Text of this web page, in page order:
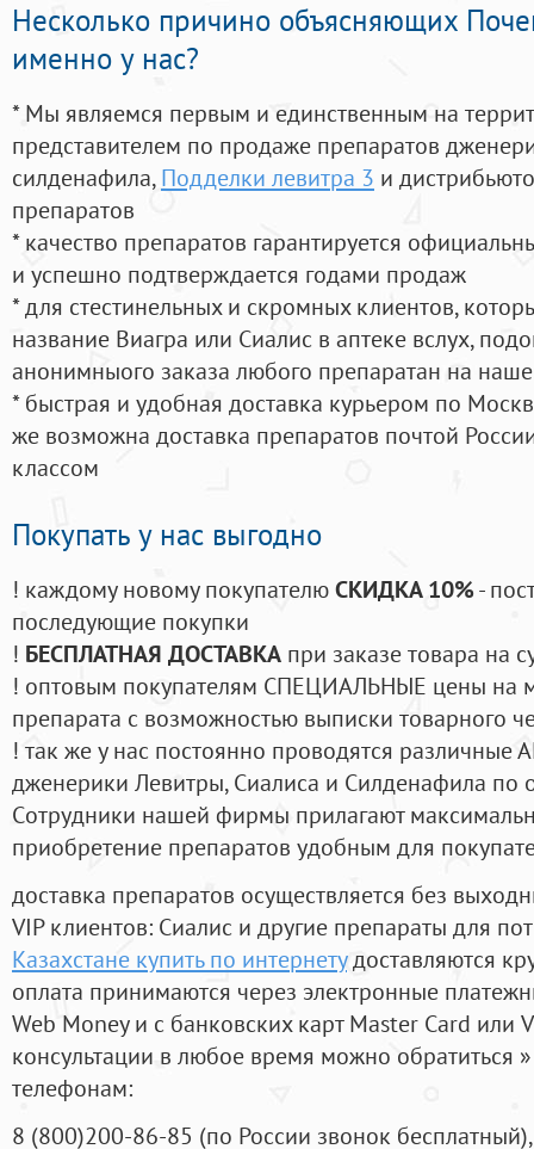
Несколько причино объясняющих
именно у нас?
* Мы являемся первым и единственным на
представителем по продаже препаратов
силденафила, Подделки левитра 3 и
препаратов
* качество препаратов гарантируется
и успешно подтверждается годами продаж
* для стестинельных и скромных клиентов,
название Виагра или Сиалис в аптеке вслух,
анонимныого заказа любого препаратан на
* быстрая и удобная доставка курьером по
же возможна доставка препаратов почтой
классом
Покупать у нас выгодно
! каждому новому покупателюСКИДКА 10%-
последующие покупки
! БЕСПЛАТНАЯ ДОСТАВКА при заказе товара на
! оптовым покупателям СПЕЦИАЛЬНЫЕ цены на
препарата с возможностью выписки товарного
! так же у нас постоянно проводятся
дженерики Левитры, Сиалиса и Силденафила по
Cотрудники нашей фирмы прилагают
приобретение препаратов удобным для
доставка препаратов осуществляется без
VIP клиентов: Сиалис и другие препараты для
Казахстане купить по интернетудоставляются
оплата принимаются через электронные
Web Money и с банковских карт Master Card или
консультации в любое время можно обратиться
телефонам:
8 (800)200-86-85 (по России звонок бесплатный),